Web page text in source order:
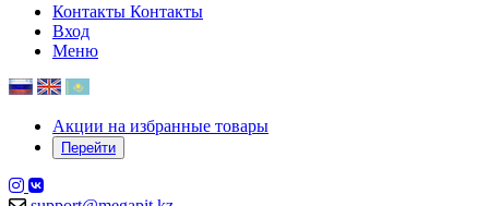
Контакты Контакты
Вход
Меню
Акции на избранные товары
Перейти